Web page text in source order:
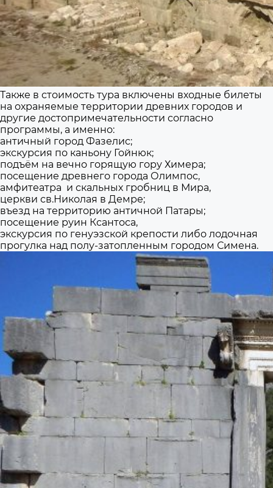
Также в стоимость тура включены входные билеты
на охраняемые территории древних городов и
другие достопримечательности согласно
программы, а именно:
античный город Фазелис;
экскурсия по каньону Гойнюк;
подъём на вечно горящую гору Химера;
посещение древнего города Олимпос,
амфитеатра и скальных гробниц в Мира,
церкви св.Николая в Демре;
въезд на территорию античной Патары;
посещение руин Ксантоса,
экскурсия по генуэзской крепости либо лодочная
прогулка над полу-затопленным городом Симена.